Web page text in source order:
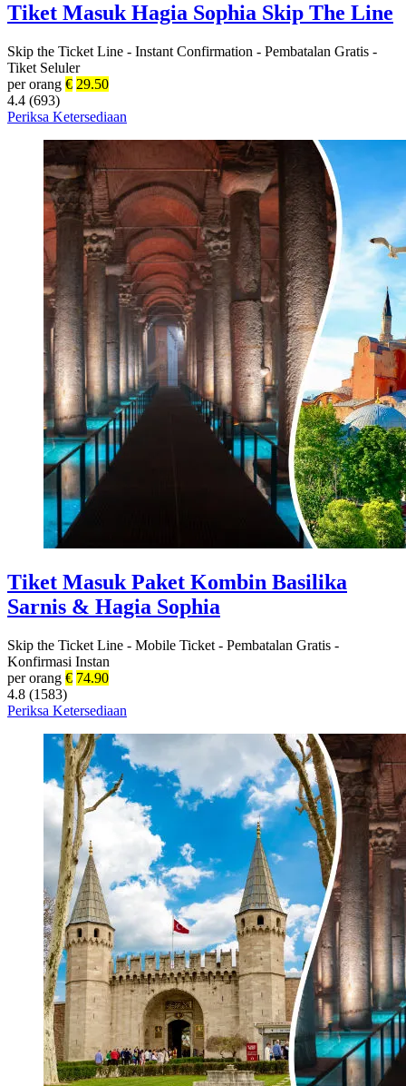
Tiket Masuk Hagia Sophia Skip The Line
Skip the Ticket Line - Instant Confirmation - Pembatalan Gratis -
Tiket Seluler
per orang € 29.50
4.4 (693)
Periksa Ketersediaan
Tiket Masuk Paket Kombin Basilika
Sarnis & Hagia Sophia
Skip the Ticket Line - Mobile Ticket - Pembatalan Gratis -
Konfirmasi Instan
per orang € 74.90
4.8 (1583)
Periksa Ketersediaan